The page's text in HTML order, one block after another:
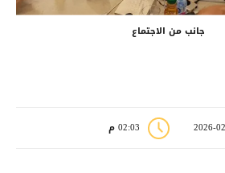
جانب من الاجتماع
02:03 م